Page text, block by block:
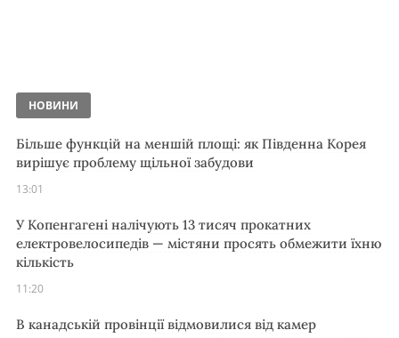
НОВИНИ
Більше функцій на меншій площі: як Південна Корея
вирішує проблему щільної забудови
13:01
У Копенгагені налічують 13 тисяч прокатних
електровелосипедів — містяни просять обмежити їхню
кількість
11:20
В канадській провінції відмовилися від камер